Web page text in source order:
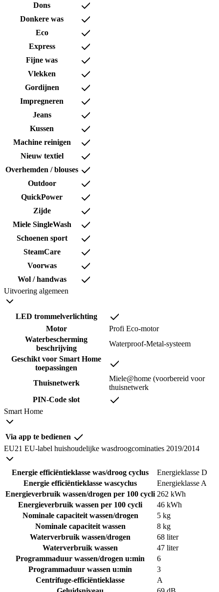
Dons
Donkere was
Eco
Express
Fijne was
Vlekken
Gordijnen
Impregneren
Jeans
Kussen
Machine reinigen
Nieuw textiel
Overhemden / blouses
Outdoor
QuickPower
Zijde
Miele SingleWash
Schoenen sport
SteamCare
Voorwas
Wol / handwas
Uitvoering algemeen
LED trommelverlichting
Motor
Profi Eco-motor
Waterbescherming
beschrijving
Waterproof-Metal-systeem
Geschikt voor Smart Home
toepassingen
Thuisnetwerk
Miele@home (voorbereid voor
thuisnetwerk
PIN-Code slot
Smart Home
Via app te bedienen
EU21 EU-label huishoudelijke wasdroogcominaties 2019/2014
Energie efficiëntieklasse was/droog cyclus
Energieklasse D
Energie efficiëntieklasse wascyclus
Energieklasse A
Energieverbruik wassen/drogen per 100 cycli 262 kWh
Energieverbruik wassen per 100 cycli
46 kWh
Nominale capaciteit wassen/drogen
5 kg
Nominale capaciteit wassen
8 kg
Waterverbruik wassen/drogen
68 liter
Waterverbruik wassen
47 liter
Programmaduur wassen/drogen u:min
6
Programmaduur wassen u:min
3
Centrifuge-efficiëntieklasse
A